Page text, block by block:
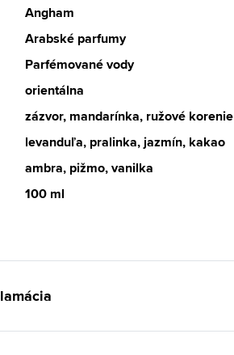
Angham
Arabské parfumy
Parfémované vody
orientálna
zázvor, mandarínka, ružové korenie
levanduľa, pralinka, jazmín, kakao
ambra, pižmo, vanilka
100 ml